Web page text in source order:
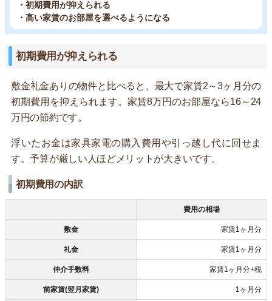
・初期費用が抑えられる
・高い家賃のお部屋を選べるようになる
初期費用が抑えられる
敷金礼金ありの物件と比べると、最大で家賃2～3ヶ月分の
初期費用を抑えられます。家賃8万円のお部屋なら16～24
万円の節約です。
浮いたお金は家具家電の購入費用や引っ越し代に回せま
す。予算が厳しい人ほどメリットが大きいです。
初期費用の内訳
費用の相場
敷金 家賃1ヶ月分
礼金 家賃1ヶ月分
仲介手数料 家賃1ヶ月分+税
前家賃(翌月家賃) 1ヶ月分